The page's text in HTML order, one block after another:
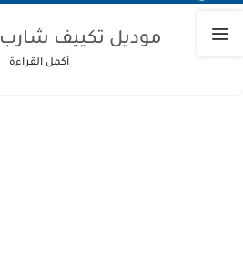
موديل تكييف شارب 1.5 حصان
أكمل القراءة